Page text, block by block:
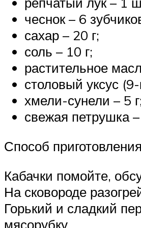
чеснок – 6
сахар – 20 г;
соль – 10 г;
растительное
столовый уксус
хмели-сунели – 5
свежая петрушка –
Способ
Кабачки помойте,
На сковороде
Горький и сладкий
мясорубку.